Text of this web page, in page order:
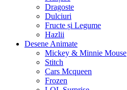
Dragoste
Dulciuri
Fructe și Legume
Hazlii
Desene Animate
Mickey & Minnie Mouse
Stitch
Cars Mcqueen
Frozen